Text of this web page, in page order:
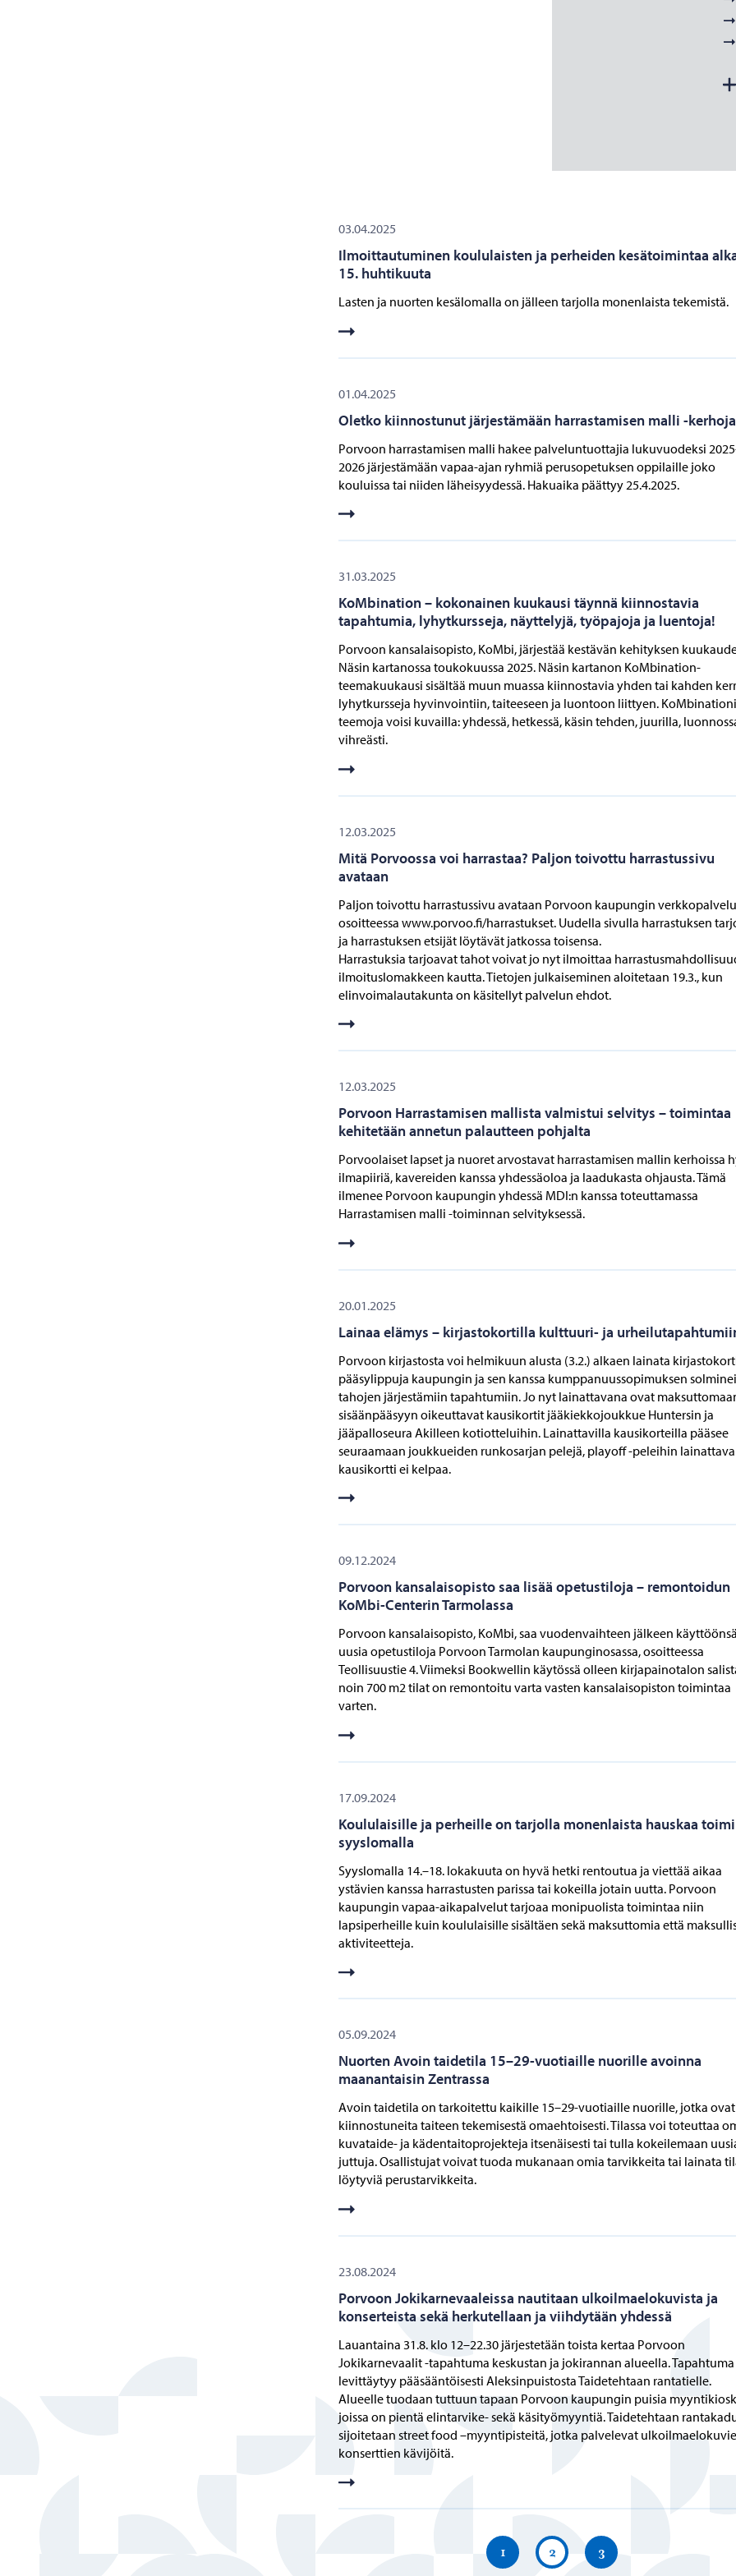
03.04.2025
Ilmoittautuminen koululaisten ja perheiden kesätoimintaa
15. huhtikuuta
Lasten ja nuorten kesälomalla on jälleen tarjolla monenlaista tekemistä.
01.04.2025
Oletko kiinnostunut järjestämään harrastamisen malli -
Porvoon harrastamisen malli hakee palveluntuottajia lukuvuodeksi
2026 järjestämään vapaa-ajan ryhmiä perusopetuksen oppilaille joko
kouluissa tai niiden läheisyydessä. Hakuaika päättyy 25.4.2025.
31.03.2025
KoMbination – kokonainen kuukausi täynnä kiinnostavia
tapahtumia, lyhytkursseja, näyttelyjä, työpajoja ja luentoja!
Porvoon kansalaisopisto, KoMbi, järjestää kestävän kehityksen
Näsin kartanossa toukokuussa 2025. Näsin kartanon KoMbination-
teemakuukausi sisältää muun muassa kiinnostavia yhden tai kahden
lyhytkursseja hyvinvointiin, taiteeseen ja luontoon liittyen.
teemoja voisi kuvailla: yhdessä, hetkessä, käsin tehden, juurilla,
vihreästi.
12.03.2025
Mitä Porvoossa voi harrastaa? Paljon toivottu harrastussivu
avataan
Paljon toivottu harrastussivu avataan Porvoon kaupungin
osoitteessa www.porvoo.fi/harrastukset. Uudella sivulla harrastuksen
ja harrastuksen etsijät löytävät jatkossa toisensa.
Harrastuksia tarjoavat tahot voivat jo nyt ilmoittaa
ilmoituslomakkeen kautta. Tietojen julkaiseminen aloitetaan 19.3., kun
elinvoimalautakunta on käsitellyt palvelun ehdot.
12.03.2025
Porvoon Harrastamisen mallista valmistui selvitys – toimintaa
kehitetään annetun palautteen pohjalta
Porvoolaiset lapset ja nuoret arvostavat harrastamisen mallin kerhoissa
ilmapiiriä, kavereiden kanssa yhdessäoloa ja laadukasta ohjausta. Tämä
ilmenee Porvoon kaupungin yhdessä MDI:n kanssa toteuttamassa
Harrastamisen malli -toiminnan selvityksessä.
20.01.2025
Lainaa elämys – kirjastokortilla kulttuuri- ja
Porvoon kirjastosta voi helmikuun alusta (3.2.) alkaen lainata
pääsylippuja kaupungin ja sen kanssa kumppanuussopimuksen
tahojen järjestämiin tapahtumiin. Jo nyt lainattavana ovat
sisäänpääsyyn oikeuttavat kausikortit jääkiekkojoukkue Huntersin ja
jääpalloseura Akilleen kotiotteluihin. Lainattavilla kausikorteilla pääsee
seuraamaan joukkueiden runkosarjan pelejä, playoff -peleihin lainattava
kausikortti ei kelpaa.
09.12.2024
Porvoon kansalaisopisto saa lisää opetustiloja – remontoidun
KoMbi-Centerin Tarmolassa
Porvoon kansalaisopisto, KoMbi, saa vuodenvaihteen jälkeen käyttöönsä
uusia opetustiloja Porvoon Tarmolan kaupunginosassa, osoitteessa
Teollisuustie 4. Viimeksi Bookwellin käytössä olleen kirjapainotalon
noin 700 m2 tilat on remontoitu varta vasten kansalaisopiston toimintaa
varten.
17.09.2024
Koululaisille ja perheille on tarjolla monenlaista hauskaa
syyslomalla
Syyslomalla 14.–18. lokakuuta on hyvä hetki rentoutua ja viettää aikaa
ystävien kanssa harrastusten parissa tai kokeilla jotain uutta. Porvoon
kaupungin vapaa-aikapalvelut tarjoaa monipuolista toimintaa niin
lapsiperheille kuin koululaisille sisältäen sekä maksuttomia että
aktiviteetteja.
05.09.2024
Nuorten Avoin taidetila 15–29-vuotiaille nuorille avoinna
maanantaisin Zentrassa
Avoin taidetila on tarkoitettu kaikille 15–29-vuotiaille nuorille, jotka ovat
kiinnostuneita taiteen tekemisestä omaehtoisesti. Tilassa voi toteuttaa
kuvataide- ja kädentaitoprojekteja itsenäisesti tai tulla kokeilemaan
juttuja. Osallistujat voivat tuoda mukanaan omia tarvikkeita tai lainata
löytyviä perustarvikkeita.
23.08.2024
Porvoon Jokikarnevaaleissa nautitaan ulkoilmaelokuvista ja
konserteista sekä herkutellaan ja viihdytään yhdessä
Lauantaina 31.8. klo 12–22.30 järjestetään toista kertaa Porvoon
Jokikarnevaalit -tapahtuma keskustan ja jokirannan alueella. Tapahtuma
levittäytyy pääsääntöisesti Aleksinpuistosta Taidetehtaan rantatielle.
Alueelle tuodaan tuttuun tapaan Porvoon kaupungin puisia
joissa on pientä elintarvike- sekä käsityömyyntiä. Taidetehtaan
sijoitetaan street food –myyntipisteitä, jotka palvelevat
konserttien kävijöitä.
1 2 3